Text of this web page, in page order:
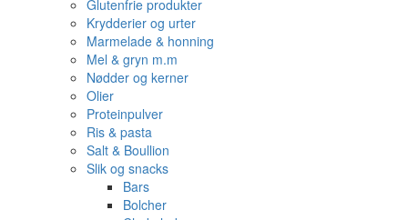
Glutenfrie produkter
Krydderier og urter
Marmelade & honning
Mel & gryn m.m
Nødder og kerner
Olier
Proteinpulver
Ris & pasta
Salt & Boullion
Slik og snacks
Bars
Bolcher